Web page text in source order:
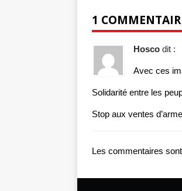
1
Hosco dit :
Avec ces
Solidarité entre les
Stop aux ventes
Les commentaires